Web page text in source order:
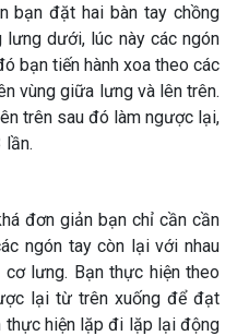
bạn đặt hai bàn tay chồng
lưng dưới, lúc này các ngón
bạn tiến hành xoa theo các
vùng giữa lưng và lên trên.
trên sau đó làm ngược lại,
lần.
đơn giản bạn chỉ cần cần
ngón tay còn lại với nhau
lưng. Bạn thực hiện theo
lại từ trên xuống để đạt
thực hiện lặp đi lặp lại động